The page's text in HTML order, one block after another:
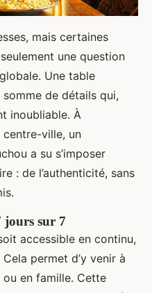
mais certaines
une question
Une table
somme de détails qui,
inoubliable. À
centre-ville, un
a su s’imposer
: de l’authenticité, sans
jours sur 7
accessible en continu,
permet d’y venir à
ou en famille. Cette